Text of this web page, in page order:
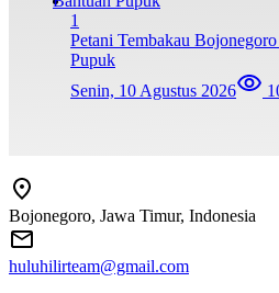
1
Petani Tembakau
Pupuk
Senin, 10 Agustus 2026
Bojonegoro, Jawa Timur, Indonesia
huluhilirteam@gmail.com